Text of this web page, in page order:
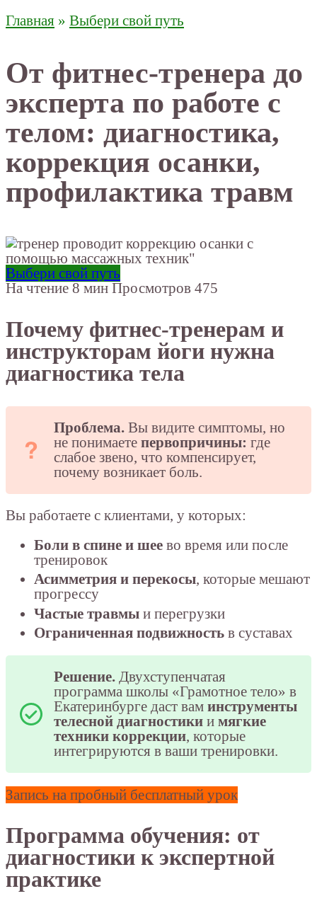
Главная » Выбери свой путь
От фитнес-тренера до
эксперта по работе с
телом: диагностика,
коррекция осанки,
профилактика травм
Выбери свой путь
На чтение 8 мин Просмотров 475
Почему фитнес-тренерам и
инструкторам йоги нужна
диагностика тела
Проблема. Вы видите симптомы, но
не понимаете первопричины: где
слабое звено, что компенсирует,
почему возникает боль.
Вы работаете с клиентами, у которых:
Боли в спине и шее во время или после
тренировок
Асимметрия и перекосы, которые мешают
прогрессу
Частые травмы и перегрузки
Ограниченная подвижность в суставах
Решение. Двухступенчатая
программа школы «Грамотное тело» в
Екатеринбурге даст вам инструменты
телесной диагностики и мягкие
техники коррекции, которые
интегрируются в ваши тренировки.
Запись на пробный бесплатный урок
Программа обучения: от
диагностики к экспертной
практике